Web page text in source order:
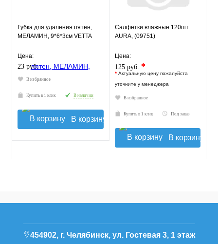
Губка для удаления пятен,
МЕЛАМИН, 9*6*3см VETTA
Цена:
23 руб.
В избранное
Купить в 1 клик В наличии
В корзину
Салфетки влажные 120шт.
AURA, (09751)
Цена:
125 руб. *
* Актуальную цену пожалуйста
уточните у менеджера
В избранное
Купить в 1 клик Под заказ
В корзину
454902, г. Челябинск, ул. Гостевая 3, 1 этаж